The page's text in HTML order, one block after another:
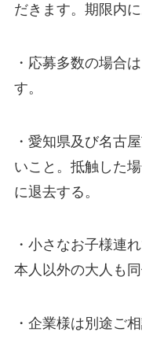
だきます。期限内
・応募多数の場合
す。
・愛知県及び名古
いこと。抵触した
に退去する。
・小さなお子様連
本人以外の大人も
・企業様は別途ご